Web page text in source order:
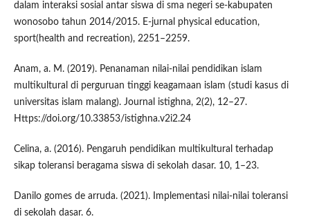
dalam interaksi sosial antar siswa di sma negeri se-kabupaten
wonosobo tahun 2014/2015. E-jurnal physical education,
sport(health and recreation), 2251–2259.
Anam, a. M. (2019). Penanaman nilai-nilai pendidikan islam
multikultural di perguruan tinggi keagamaan islam (studi kasus di
universitas islam malang). Journal istighna, 2(2), 12–27.
Https://doi.org/10.33853/istighna.v2i2.24
Celina, a. (2016). Pengaruh pendidikan multikultural terhadap
sikap toleransi beragama siswa di sekolah dasar. 10, 1–23.
Danilo gomes de arruda. (2021). Implementasi nilai-nilai toleransi
di sekolah dasar. 6.